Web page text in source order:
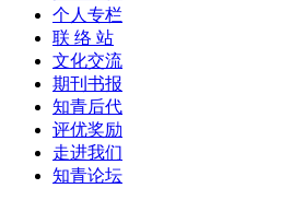
个人专栏
联 络 站
文化交流
期刊书报
知青后代
评优奖励
走进我们
知青论坛